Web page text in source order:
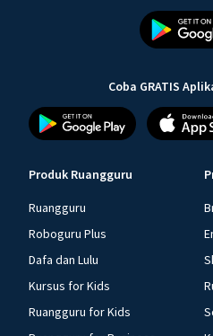
Coba GRATIS
Produk Ruangguru
Ruangguru
Roboguru Plus
Dafa dan Lulu
Kursus for Kids
Ruangguru for Kids